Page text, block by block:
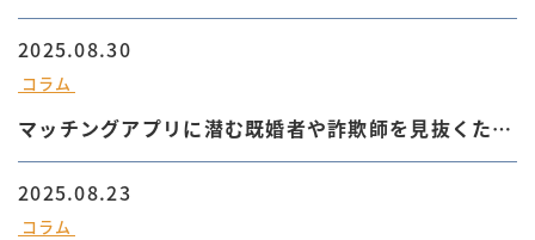
安心対応
2025.08.30
コラム
マッチングアプリに潜む既婚者や詐欺師を見抜くため
に絶対確認すべき情報について⑤
2025.08.23
コラム